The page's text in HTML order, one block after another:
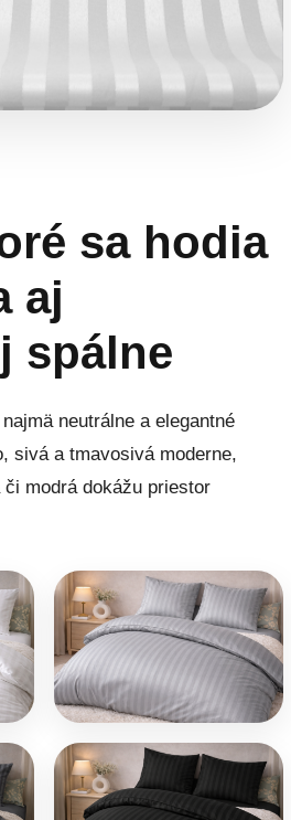
sa hodia
aj
spálne
neutrálne a elegantné
sivá a tmavosivá moderne,
modrá dokážu priestor